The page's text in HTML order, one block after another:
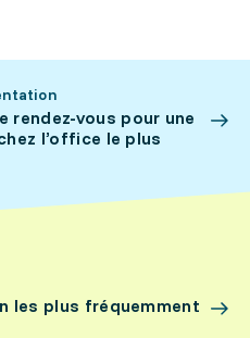
rendez-vous pour une
l’office le plus
les plus fréquemment